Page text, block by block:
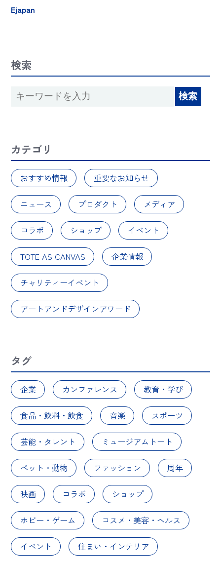
Ejapan
検索
カテゴリ
おすすめ情報 重要なお知らせ
ニュース プロダクト メディア
コラボ ショップ イベント
TOTE AS CANVAS 企業情報
チャリティーイベント
アートアンドデザインアワード
タグ
企業 カンファレンス 教育・学び
食品・飲料・飲食 音楽 スポーツ
芸能・タレント ミュージアムトート
ペット・動物 ファッション 周年
映画 コラボ ショップ
ホビー・ゲーム コスメ・美容・ヘルス
イベント 住まい・インテリア